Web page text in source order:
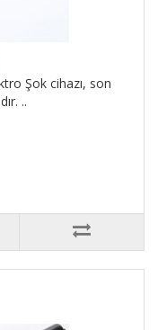
Şok cihazı, son
..